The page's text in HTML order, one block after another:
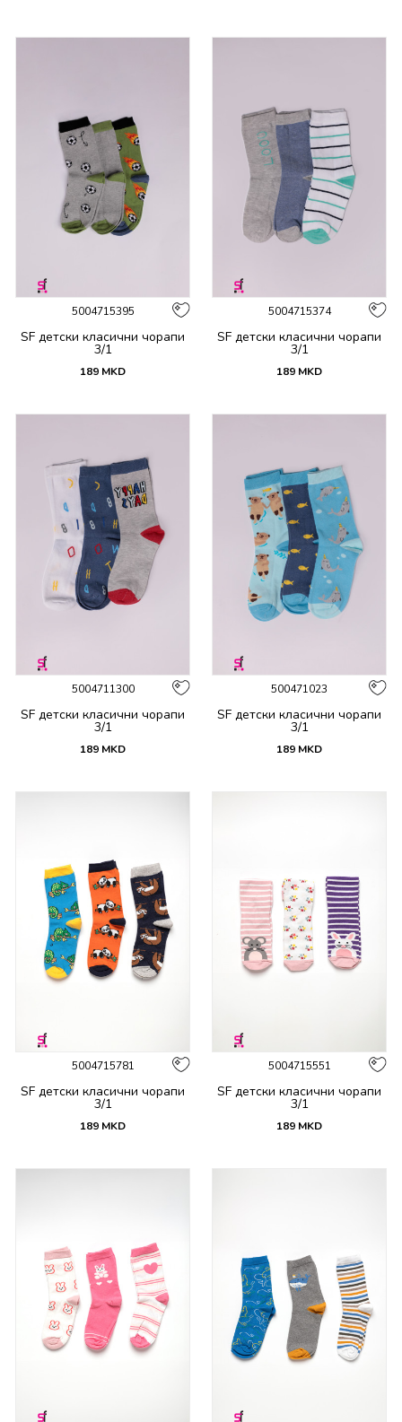
5004715395
SF детски класични чорапи
3/1
189 MKD
5004715374
SF детски класични чорапи
3/1
189 MKD
5004711300
SF детски класични чорапи
3/1
189 MKD
500471023
SF детски класични чорапи
3/1
189 MKD
5004715781
SF детски класични чорапи
3/1
189 MKD
5004715551
SF детски класични чорапи
3/1
189 MKD